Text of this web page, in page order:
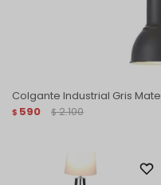
Colgante Industrial Gris Mate
$ 590 $ 2.100